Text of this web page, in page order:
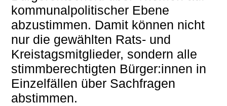
kommunalpolitischer Ebene
abzustimmen. Damit können nicht
nur die gewählten Rats- und
Kreistagsmitglieder, sondern alle
stimmberechtigten Bürger:innen in
Einzelfällen über Sachfragen
abstimmen.